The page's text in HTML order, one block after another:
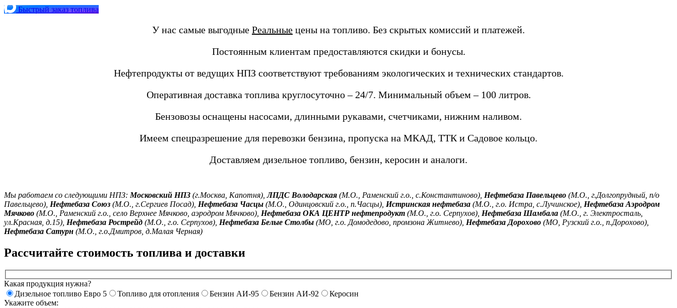
Быстрый заказ топлива
У нас самые выгодные Реальные цены на топливо. Без скрытых комиссий и платежей.
Постоянным клиентам предоставляются скидки и бонусы.
Нефтепродукты от ведущих НПЗ соответствуют требованиям экологических и технических стандартов.
Оперативная доставка топлива круглосуточно – 24/7. Минимальный объем – 100 литров.
Бензовозы оснащены насосами, длинными рукавами, счетчиками, нижним наливом.
Имеем спецразрешение для перевозки бензина, пропуска на МКАД, ТТК и Садовое кольцо.
Доставляем дизельное топливо, бензин, керосин и аналоги.
Мы работаем со следующими НПЗ: Московский НПЗ (г.Москва, Капотня),ЛПДС Володарская (М.О., Раменский г.о., с.Константиново), Нефтебаза Павельцево (М.О., г.Долгопрудный, п/о
Павельцево), Нефтебаза Союз (М.О., г.Сергиев Посад), Нефтебаза Часцы (М.О., Одинцовский г.о., п.Часцы), Истринская нефтебаза (М.О., г.о. Истра, с.Лучинское), Нефтебаза Аэродром
Мячково (М.О., Раменский г.о., село Верхнее Мячково, аэродром Мячково), Нефтебаза ОКА ЦЕНТР нефтепродукт (М.О., г.о. Серпухов), Нефтебаза Шамбала (М.О., г. Электросталь,
ул.Красная, д.15), Нефтебаза Рострейд (М.О., г.о. Серпухов), Нефтебаза Белые Столбы (МО, г.о. Домодедово, промзона Житнево), Нефтебаза Дорохово (МО, Рузский г.о., п.Дорохово),
Нефтебаза Сатурн (М.О., г.о.Дмитров, д.Малая Черная)
Рассчитайте стоимость топлива и доставки
Какая продукция нужна?
Дизельное топливо Евро 5
Топливо для отопления Бензин АИ-95 Бензин АИ-92
Керосин
Укажите объем: